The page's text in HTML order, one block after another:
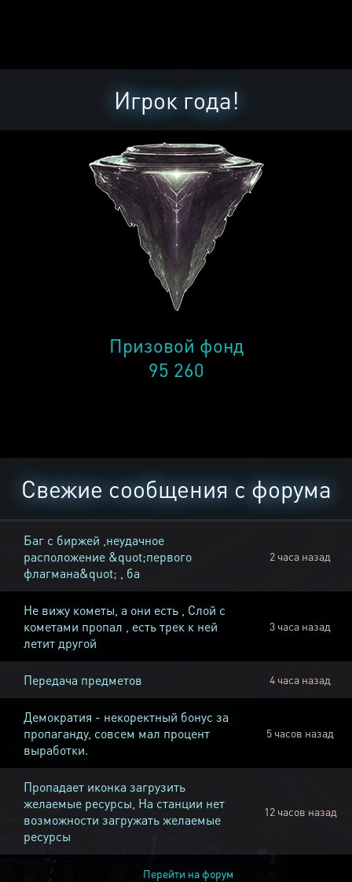
Игрок года!
Призовой фонд
95 260
Свежие сообщения с форума
Баг с биржей ,неудачное
расположение &quot;первого
флагмана&quot; , ба
2 часа назад
Не вижу кометы, а они есть , Слой с
кометами пропал , есть трек к ней
летит другой
3 часа назад
Передача предметов 4 часа назад
Демократия - некоректный бонус за
пропаганду, совсем мал процент
выработки.
5 часов назад
Пропадает иконка загрузить
желаемые ресурсы, На станции нет
возможности загружать желаемые
ресурсы
12 часов назад
Перейти на форум